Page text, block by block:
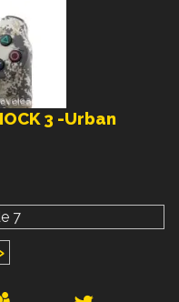
3 -Urban
7